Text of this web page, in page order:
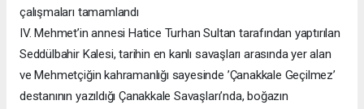
çalışmaları tamamlandı
IV. Mehmet’in annesi Hatice Turhan Sultan tarafından yaptırılan
Seddülbahir Kalesi, tarihin en kanlı savaşları arasında yer alan
ve Mehmetçiğin kahramanlığı sayesinde ’Çanakkale Geçilmez’
destanının yazıldığı Çanakkale Savaşları’nda, boğazın